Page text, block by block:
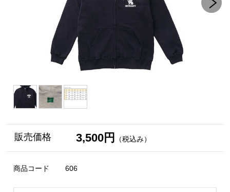
販売価格 3,500円 （税込み）
商品コード 606